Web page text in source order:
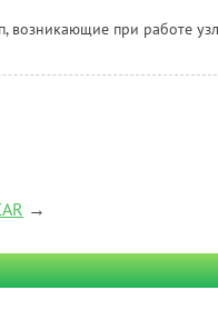
возникающие при работе
→